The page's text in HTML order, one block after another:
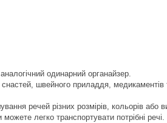
одинарний органайзер.
швейного приладдя, медикаментів
речей різних розмірів, кольорів або
легко транспортувати потрібні